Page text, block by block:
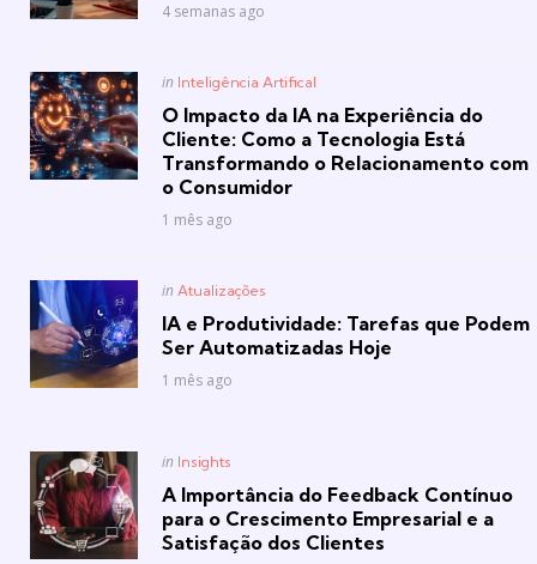
4 semanas ago
Posted
in Inteligência Artifical
O Impacto da IA na Experiência do
Cliente: Como a Tecnologia Está
Transformando o Relacionamento com
o Consumidor
1 mês ago
Posted
in Atualizações
IA e Produtividade: Tarefas que Podem
Ser Automatizadas Hoje
1 mês ago
Posted
in Insights
A Importância do Feedback Contínuo
para o Crescimento Empresarial e a
Satisfação dos Clientes